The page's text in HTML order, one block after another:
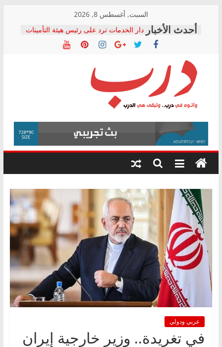
content
السبت, أغسطس 8, 2026
دار الخدمات ترد على رئيس هيئة التأمينات
بعد مؤتمره الصحفي: إنكار الأزمة لا ينهي
معاناة أصحاب المعاشات.. ونطالب بكشف
فرحات سليمان يكتب: القطاع الصحي إلى
أين؟
حزب التحالف الشعبي يطلق لجنة “الحق
في الصحة” بالإسكندرية لرصد الانتهاكات
ودعم المرضى
الوزاري لمدينة الصحفيين.. وانتهاء أعمال
إنشاء المبنى الإداري
المجلس القومي لحقوق الإنسان يعلن
متابعة قضية الدكتور محمد زهران.. ويؤكد:
قرينة البراءة وضمانات المحاكمة العادلة
درب
وأتوه
درب..
وتبقى
هي
عربي ودولي
في تغريدة.. وزير خارجية إيران